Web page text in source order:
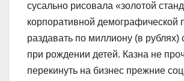
сусально рисовала «золотой
корпоративной демографической
раздавать по миллиону (в рублях)
при рождении детей. Казна не
перекинуть на бизнес прежние